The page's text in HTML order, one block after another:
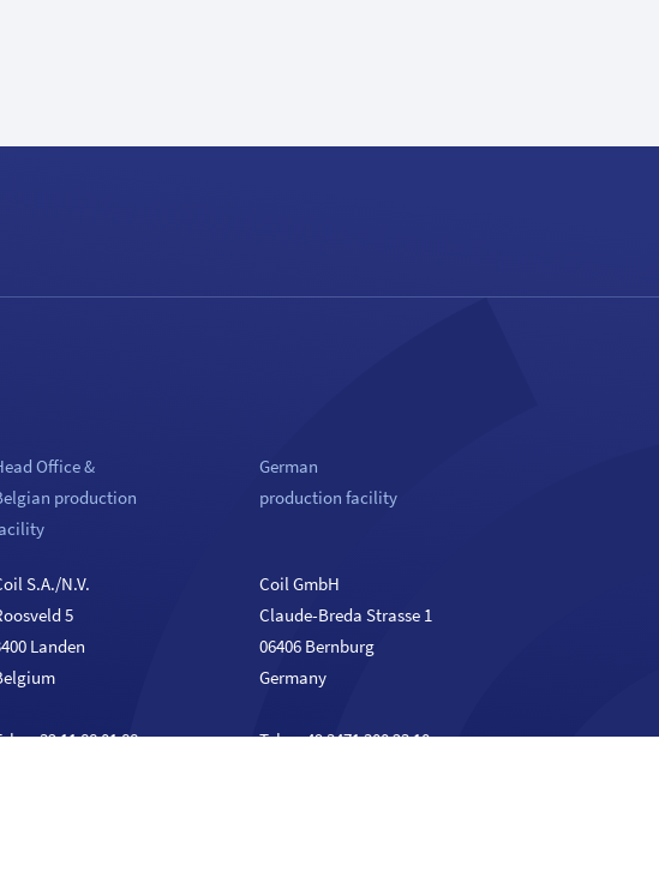
Office &
production
S.A./N.V.
5
Landen
:+32 11 88 01 88
German
production facility
Coil GmbH
Claude-Breda Strasse 1
06406 Bernburg
Germany
Tel. :+49 3471 300 23 10